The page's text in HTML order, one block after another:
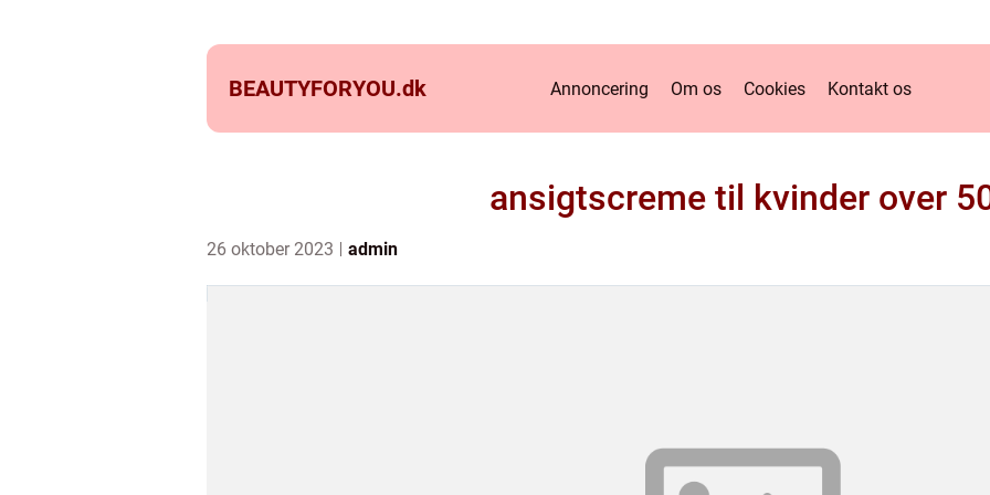
BEAUTYFORYOU.dk Annoncering Om os Cookies Kontakt os
ansigtscreme til kvinder over
26 oktober 2023 admin